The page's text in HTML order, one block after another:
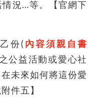
情況…等。【官網下
份( 內容須親自書
公益活動或愛心社
未來如何將這份愛
件五】